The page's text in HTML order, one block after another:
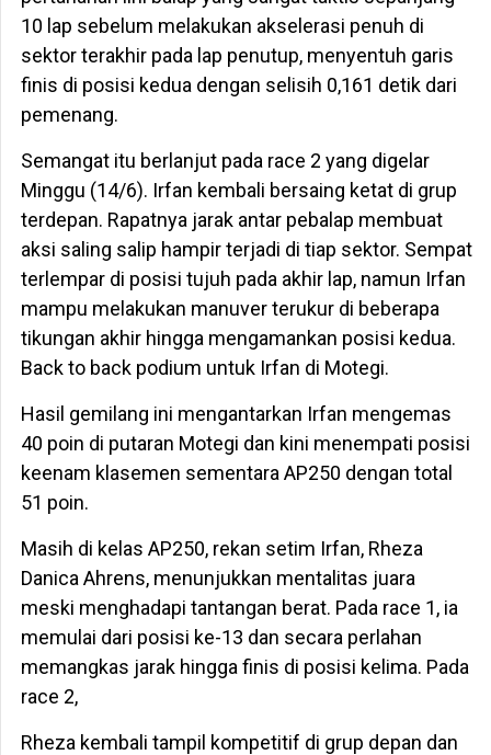
10 lap sebelum melakukan akselerasi penuh di
sektor terakhir pada lap penutup, menyentuh garis
finis di posisi kedua dengan selisih 0,161 detik dari
pemenang.
Semangat itu berlanjut pada race 2 yang digelar
Minggu (14/6). Irfan kembali bersaing ketat di grup
terdepan. Rapatnya jarak antar pebalap membuat
aksi saling salip hampir terjadi di tiap sektor. Sempat
terlempar di posisi tujuh pada akhir lap, namun Irfan
mampu melakukan manuver terukur di beberapa
tikungan akhir hingga mengamankan posisi kedua.
Back to back podium untuk Irfan di Motegi.
Hasil gemilang ini mengantarkan Irfan mengemas
40 poin di putaran Motegi dan kini menempati posisi
keenam klasemen sementara AP250 dengan total
51 poin.
Masih di kelas AP250, rekan setim Irfan, Rheza
Danica Ahrens, menunjukkan mentalitas juara
meski menghadapi tantangan berat. Pada race 1, ia
memulai dari posisi ke-13 dan secara perlahan
memangkas jarak hingga finis di posisi kelima. Pada
race 2,
Rheza kembali tampil kompetitif di grup depan dan